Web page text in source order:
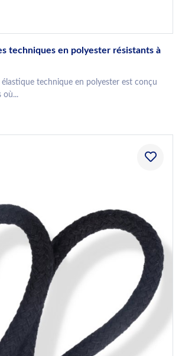
techniques en polyester résistants à
élastique technique en polyester est conçu
où...